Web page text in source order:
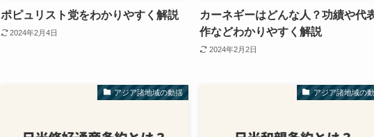
ポピュリスト党をわかりやすく解説
2024年2月4日
カーネギーはどんな人？功績や代
作などわかりやすく解説
2024年2月2日
アジア諸地域の動揺 アジア諸地域の